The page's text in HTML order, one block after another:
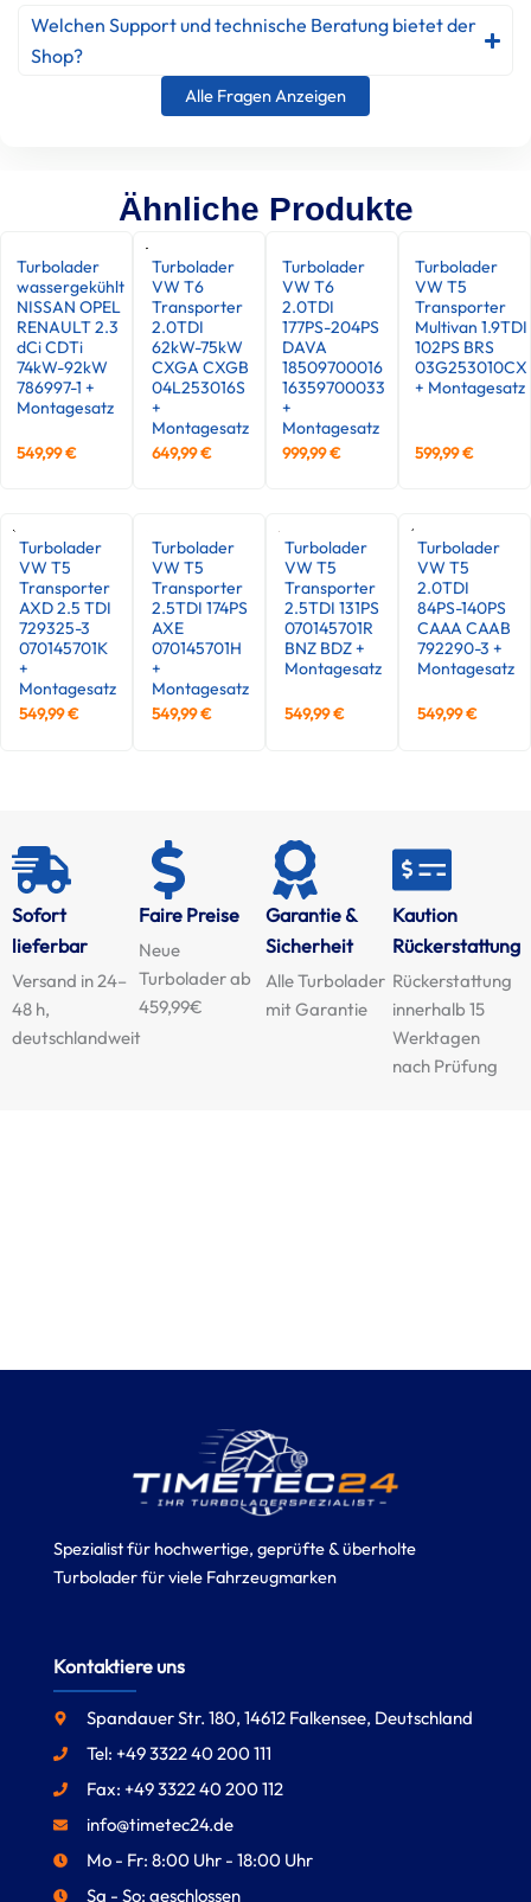
Welchen Support und technische Beratung bietet der
Shop?
Alle Fragen Anzeigen
Ähnliche Produkte
Turbolader
wassergekühlt
NISSAN OPEL
RENAULT 2.3
dCi CDTi
74kW-92kW
786997-1 +
Montagesatz
549,99€
Turbolader
VW T6
Transporter
2.0TDI
62kW-75kW
CXGA CXGB
04L253016S
+
Montagesatz
649,99€
Turbolader
VW T6
2.0TDI
177PS-204PS
DAVA
18509700016
16359700033
+
Montagesatz
999,99€
Turbolader
VW T5
Transporter
Multivan 1.9TDI
102PS BRS
03G253010CX
+ Montagesatz
599,99€
Turbolader
VW T5
Transporter
AXD 2.5 TDI
729325-3
070145701K
+
Montagesatz
549,99€
Turbolader
VW T5
Transporter
2.5TDI 174PS
AXE
070145701H
+
Montagesatz
549,99€
Turbolader
VW T5
Transporter
2.5TDI 131PS
070145701R
BNZ BDZ +
Montagesatz
549,99€
Turbolader
VW T5
2.0TDI
84PS-140PS
CAAA CAAB
792290-3 +
Montagesatz
549,99€
Sofort
lieferbar
Versand in 24–
48 h,
deutschlandweit
Faire Preise
Neue
Turbolader ab
459,99€
Garantie &
Sicherheit
Alle Turbolader
mit Garantie
Kaution
Rückerstattung
Rückerstattung
innerhalb 15
Werktagen
nach Prüfung
Spezialist für hochwertige, geprüfte & überholte
Turbolader für viele Fahrzeugmarken
Kontaktiere uns
Spandauer Str. 180, 14612 Falkensee, Deutschland
Tel: +49 3322 40 200 111
Fax: +49 3322 40 200 112
info@timetec24.de
Mo - Fr: 8:00 Uhr - 18:00 Uhr
Sa - So: geschlossen